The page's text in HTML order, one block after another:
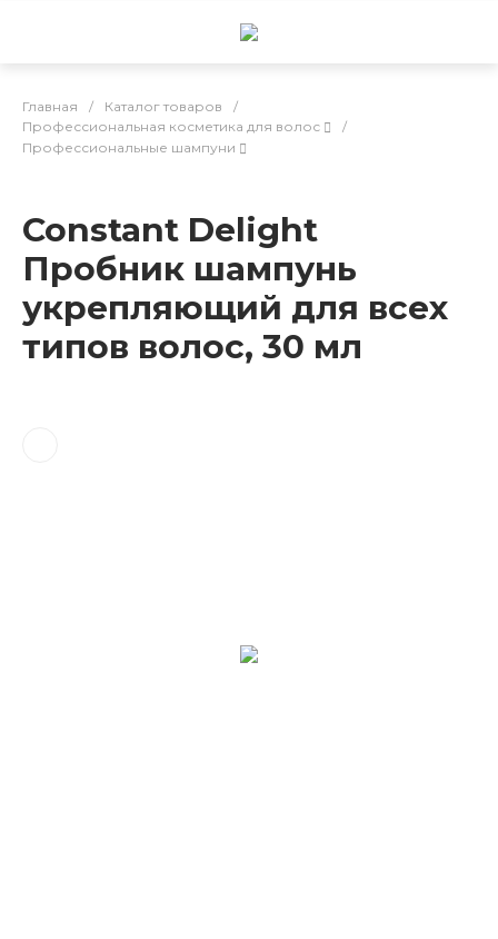
Главная / Каталог товаров
/
Профессиональная косметика для волос
/
Профессиональные шампуни
Constant Delight
Пробник шампунь
укрепляющий для всех
типов волос, 30 мл